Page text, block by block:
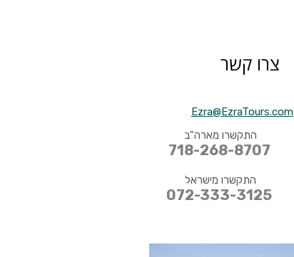
צרו קשר
Ezra@EzraTours.com
התקשרו מארה"ב
718-268-8707
התקשרו מישראל
072-333-3125